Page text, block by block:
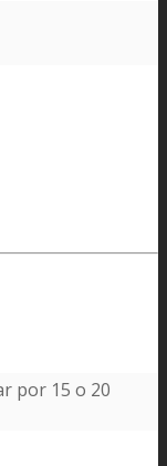
por 15 o 20